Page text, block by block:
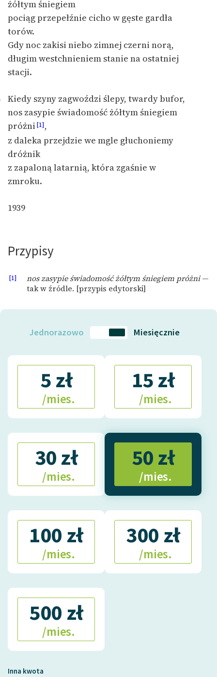
żółtym śniegiem
pociąg przepełźnie cicho w gęste gardła
torów.
Gdy noc zakisi niebo zimnej czerni norą,
długim westchnieniem stanie na ostatniej
stacji.
Kiedy szyny zagwoździ ślepy, twardy bufor,
nos zasypie świadomość żółtym śniegiem
próżni [1],
z daleka przejdzie we mgle głuchoniemy
dróżnik
z zapaloną latarnią, która zgaśnie w
zmroku.
1939
Przypisy
[1] nos zasypie świadomość żółtym śniegiem próżni—
tak w źródle. [przypis edytorski]
Jednorazowo Miesięcznie
5 zł
/mies.
15 zł
/mies.
30 zł
/mies.
50 zł
/mies.
100 zł
/mies.
300 zł
/mies.
500 zł
/mies.
Inna kwota